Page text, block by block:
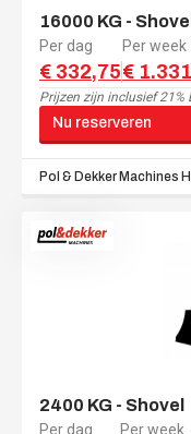
16000 KG - Shovel
Per dag
€ 332,75
Per week
€
Prijzen zijn inclusief 21%
Nu reserveren
Pol & Dekker Machines
2400 KG - Shovel
Per dag Per week